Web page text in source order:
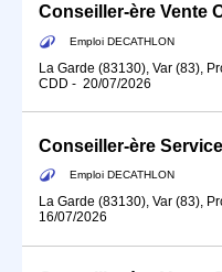
Emploi DECATHLON
La Garde (83130), Var (83),
CDD - 20/07/2026
Emploi DECATHLON
La Garde (83130), Var (83),
16/07/2026